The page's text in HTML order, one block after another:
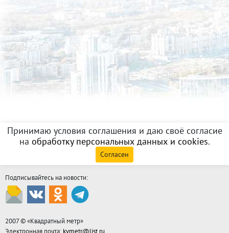
Принимаю условия соглашения и даю своё согласие
на обработку персональных данных и cookies.
Согласен
Подписывайтесь на новости:
2007 © «Квадратный метр»